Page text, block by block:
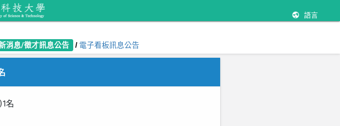
語言
消息/徵才訊息公告 / 電子看板訊息公告
名